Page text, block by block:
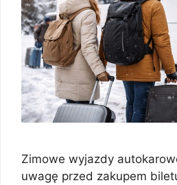
Zimowe wyjazdy
uwagę przed zakupem